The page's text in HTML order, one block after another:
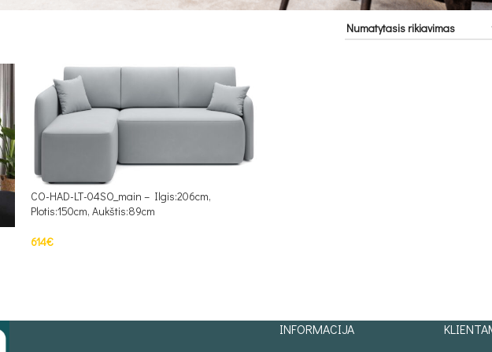
CO-HAD-LT-04SO_main – Ilgis:206cm,
Plotis:150cm, Aukštis:89cm
614€
INFORMACIJA